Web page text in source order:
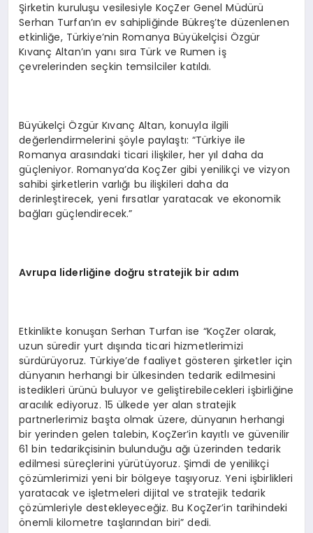
Şirketin kuruluşu vesilesiyle KoçZer Genel Müdürü
Serhan Turfan’ın ev sahipliğinde Bükreş’te düzenlenen
etkinliğe, Türkiye’nin Romanya Büyükelçisi Özgür
Kıvanç Altan’ın yanı sıra Türk ve Rumen iş
çevrelerinden seçkin temsilciler katıldı.
Büyükelçi Özgür Kıvanç Altan, konuyla ilgili
değerlendirmelerini şöyle paylaştı: “Türkiye ile
Romanya arasındaki ticari ilişkiler, her yıl daha da
güçleniyor. Romanya’da KoçZer gibi yenilikçi ve vizyon
sahibi şirketlerin varlığı bu ilişkileri daha da
derinleştirecek, yeni fırsatlar yaratacak ve ekonomik
bağları güçlendirecek.”
Avrupa liderliğine doğru stratejik bir adım
Etkinlikte konuşan Serhan Turfan ise “KoçZer olarak,
uzun süredir yurt dışında ticari hizmetlerimizi
sürdürüyoruz. Türkiye’de faaliyet gösteren şirketler için
dünyanın herhangi bir ülkesinden tedarik edilmesini
istedikleri ürünü buluyor ve geliştirebilecekleri işbirliğine
aracılık ediyoruz. 15 ülkede yer alan stratejik
partnerlerimiz başta olmak üzere, dünyanın herhangi
bir yerinden gelen talebin, KoçZer’in kayıtlı ve güvenilir
61 bin tedarikçisinin bulunduğu ağı üzerinden tedarik
edilmesi süreçlerini yürütüyoruz. Şimdi de yenilikçi
çözümlerimizi yeni bir bölgeye taşıyoruz. Yeni işbirlikleri
yaratacak ve işletmeleri dijital ve stratejik tedarik
çözümleriyle destekleyeceğiz. Bu KoçZer’in tarihindeki
önemli kilometre taşlarından biri” dedi.